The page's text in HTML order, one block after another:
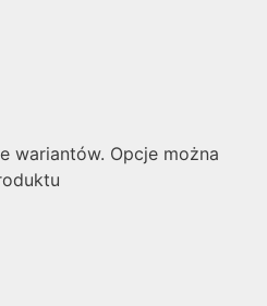
wariantów. Opcje można